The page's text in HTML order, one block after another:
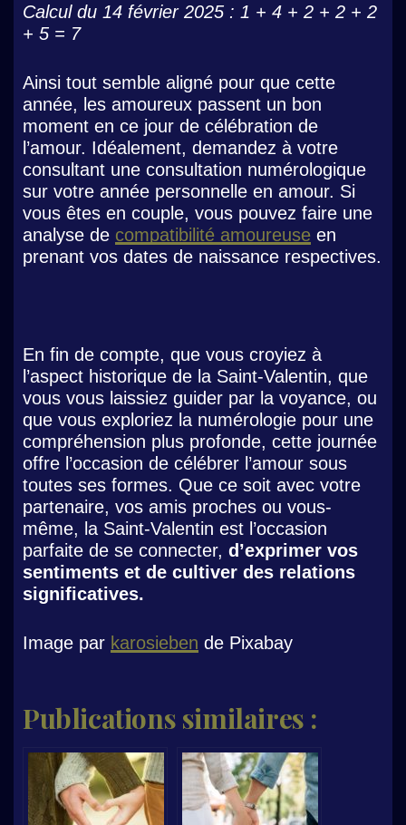
Calcul du 14 février 2025 : 1 + 4 + 2 + 2 + 2
+ 5 = 7
Ainsi tout semble aligné pour que cette
année, les amoureux passent un bon
moment en ce jour de célébration de
l’amour. Idéalement, demandez à votre
consultant une consultation numérologique
sur votre année personnelle en amour. Si
vous êtes en couple, vous pouvez faire une
analyse de compatibilité amoureuse en
prenant vos dates de naissance respectives.
En fin de compte, que vous croyiez à
l’aspect historique de la Saint-Valentin, que
vous vous laissiez guider par la voyance, ou
que vous exploriez la numérologie pour une
compréhension plus profonde, cette journée
offre l’occasion de célébrer l’amour sous
toutes ses formes. Que ce soit avec votre
partenaire, vos amis proches ou vous-
même, la Saint-Valentin est l’occasion
parfaite de se connecter, d’exprimer vos
sentiments et de cultiver des relations
significatives.
Image par karosieben de Pixabay
Publications similaires :